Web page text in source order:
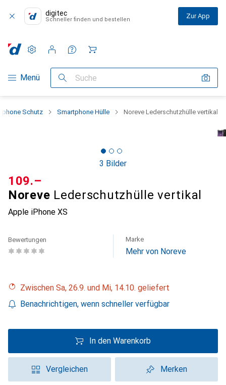
digitec
Schneller finden und bestellen Zur App
Navigation nach Kategorien
Menü Suche
Einstellungen
Kundenkonto
Vergleichslisten
Merklisten
Warenkorb
Schutz Smartphone Hülle Noreve Lederschutzhülle vertikal
3 Bilder
Noreve Lederschutzhülle vertikal
Apple iPhone XS
CHF
109.–
Bewertungen Marke
Mehr von Noreve
Zwischen Sa, 26.9. und Mi, 14.10. geliefert
Benachrichtigen, wenn schneller verfügbar
In den Warenkorb
Vergleichen Merken